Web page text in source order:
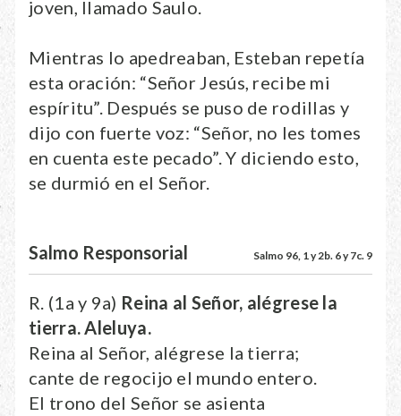
joven, llamado Saulo.
Mientras lo apedreaban, Esteban repetía
esta oración: “Señor Jesús, recibe mi
espíritu”. Después se puso de rodillas y
dijo con fuerte voz: “Señor, no les tomes
en cuenta este pecado”. Y diciendo esto,
se durmió en el Señor.
Salmo Responsorial Salmo 96, 1 y 2b. 6 y 7c. 9
R. (1a y 9a) Reina al Señor, alégrese la
tierra. Aleluya.
Reina al Señor, alégrese la tierra;
cante de regocijo el mundo entero.
El trono del Señor se asienta